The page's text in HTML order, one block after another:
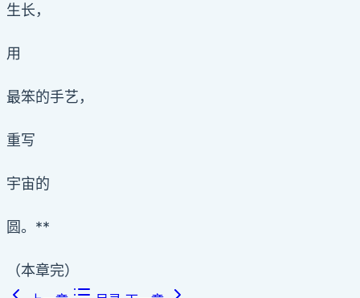
生长，
用
最笨的手艺，
重写
宇宙的
圆。**
（本章完）